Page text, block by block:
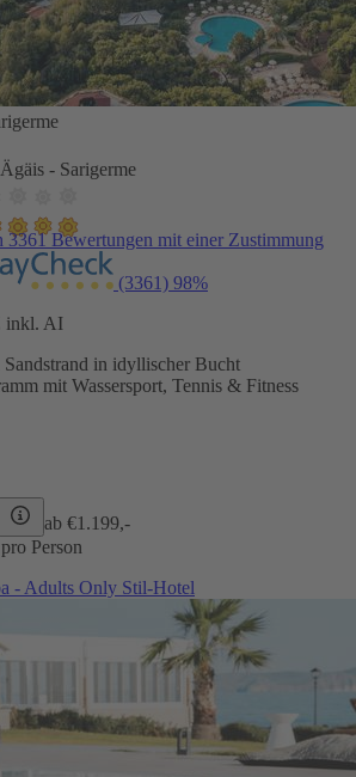
- Sarigerme
3361 Bewertungen mit einer Zustimmung
(3361) 98%
inkl. AI
in idyllischer Bucht
mit Wassersport, Tennis & Fitness
ab €1.199,-
Person
- Adults Only Stil-Hotel